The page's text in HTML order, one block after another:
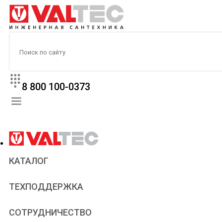
8 800 100-0373
КАТАЛОГ
ТЕХПОДДЕРЖКА
Паспорта и сертификаты
Статьи
СОТРУДНИЧЕСТВО
Сантехникам